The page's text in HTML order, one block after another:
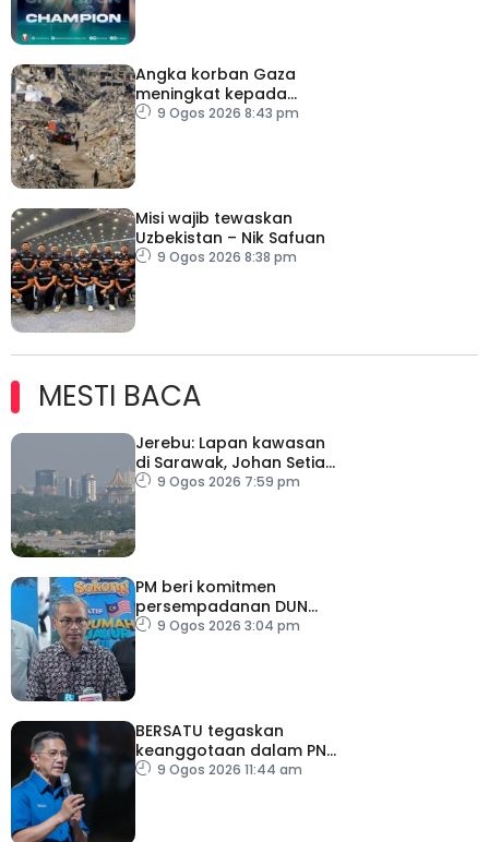
Angka korban Gaza
meningkat kepada
73,386 orang
9 Ogos 2026 8:43 pm
Misi wajib tewaskan
Uzbekistan – Nik Safuan
9 Ogos 2026 8:38 pm
MESTI BACA
Jerebu: Lapan kawasan
di Sarawak, Johan Setia
di Selangor catat IPU
9 Ogos 2026 7:59 pm
PM beri komitmen
persempadanan DUN
Sarawak, minta laporan
9 Ogos 2026 3:04 pm
BERSATU tegaskan
keanggotaan dalam PN
masih sah
9 Ogos 2026 11:44 am